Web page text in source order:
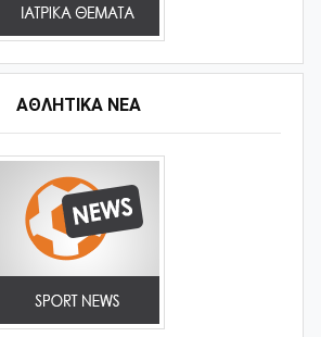
ΑΘΛΗΤΙΚΆ ΝΈΑ